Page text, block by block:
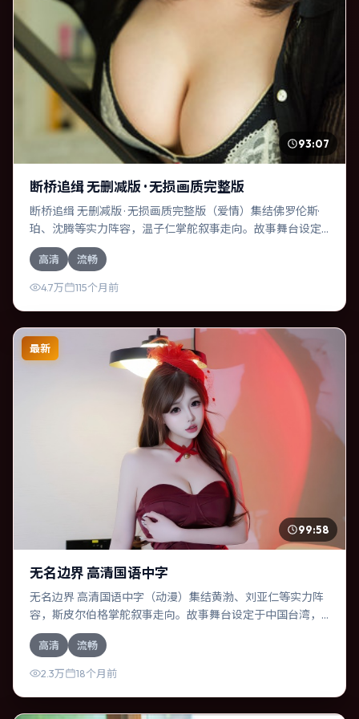
93:07
断桥追缉 无删减版 · 无损画质完整版
断桥追缉 无删减版 · 无损画质完整版（爱情）集结佛罗伦斯·
珀、沈腾等实力阵容，温子仁掌舵叙事走向。故事舞台设定
于俄罗斯，围绕一次意外选择展开连锁反应；配乐与色彩高
度服务于主题，结尾留白耐人寻味。
高清 流畅
4.7万 115个月前
最新
99:58
无名边界 高清国语中字
无名边界 高清国语中字（动漫）集结黄渤、刘亚仁等实力阵
容，斯皮尔伯格掌舵叙事走向。故事舞台设定于中国台湾，
围绕一次意外选择展开连锁反应；配乐与色彩高度服务于主
题，结尾留白耐人寻味。
高清 流畅
2.3万 18个月前